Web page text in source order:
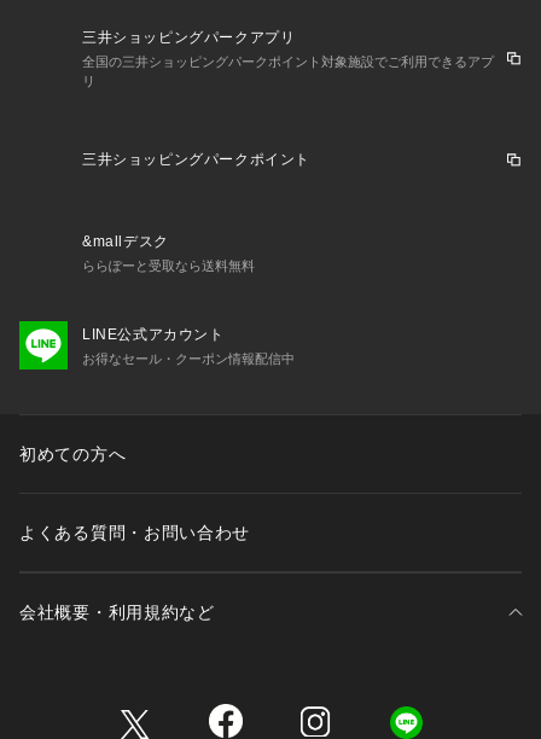
ベージュ、ネイビー着用スタッフ:160cm、着用サイズ:フリー
オレンジ着用スタッフ:161cm、着用サイズ:フリー
三井ショッピングパークアプリ
全国の三井ショッピングパークポイント対象施設でご利用できるアプ
リ
三井ショッピングパークポイント
&mallデスク
ららぽーと受取なら送料無料
LINE公式アカウント
お得なセール・クーポン情報配信中
初めての方へ
よくある質問・お問い合わせ
会社概要・利用規約など